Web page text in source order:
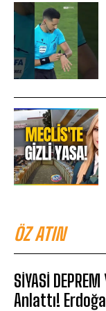
ÖZ ATIN
SİYASİ
Anlattı!